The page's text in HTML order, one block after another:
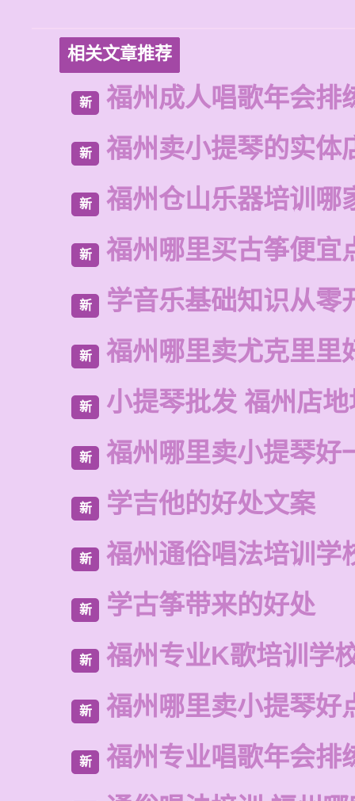
相关文章推荐
新 福州成人唱歌年会排
新 福州卖小提琴的实体
新 福州仓山乐器培训哪
新 福州哪里买古筝便宜
新 学音乐基础知识从零
新 福州哪里卖尤克里里
新 小提琴批发 福州店
新 福州哪里卖小提琴好
新 学吉他的好处文案
新 福州通俗唱法培训学
新 学古筝带来的好处
新 福州专业K歌培训学
新 福州哪里卖小提琴好
新 福州专业唱歌年会排